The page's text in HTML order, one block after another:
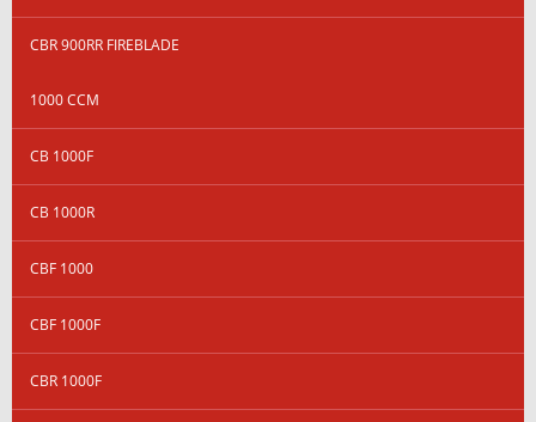
CBR 900RR FIREBLADE
1000 CCM
CB 1000F
CB 1000R
CBF 1000
CBF 1000F
CBR 1000F